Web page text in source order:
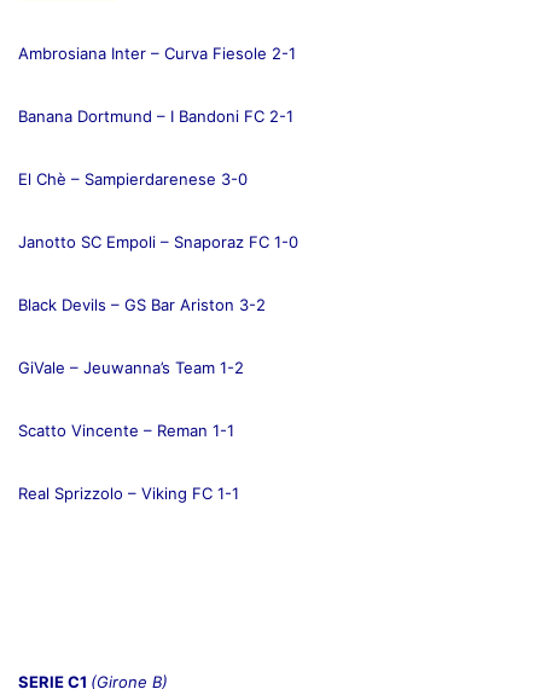
Ambrosiana Inter – Curva Fiesole 2-1
Banana Dortmund – I Bandoni FC 2-1
El Chè – Sampierdarenese 3-0
Janotto SC Empoli – Snaporaz FC 1-0
Black Devils – GS Bar Ariston 3-2
GiVale – Jeuwanna’s Team 1-2
Scatto Vincente – Reman 1-1
Real Sprizzolo – Viking FC 1-1
SERIE C1 (Girone B)